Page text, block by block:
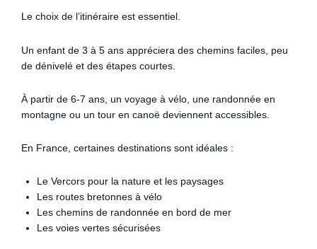
Le choix de l’itinéraire est essentiel.
Un enfant de 3 à 5 ans appréciera des chemins faciles, peu
de dénivelé et des étapes courtes.
À partir de 6-7 ans, un voyage à vélo, une randonnée en
montagne ou un tour en canoë deviennent accessibles.
En France, certaines destinations sont idéales :
Le Vercors pour la nature et les paysages
Les routes bretonnes à vélo
Les chemins de randonnée en bord de mer
Les voies vertes sécurisées